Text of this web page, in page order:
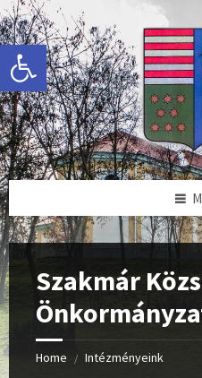
Eszköztár megnyitása
Skip
to
content
Skip
to
left
sidebar
Skip
to
footer
Szakmár
Home / Intézményeink